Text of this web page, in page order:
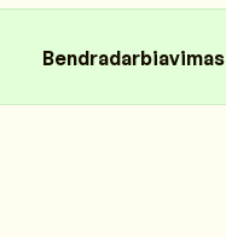
Bendradarbiavimas